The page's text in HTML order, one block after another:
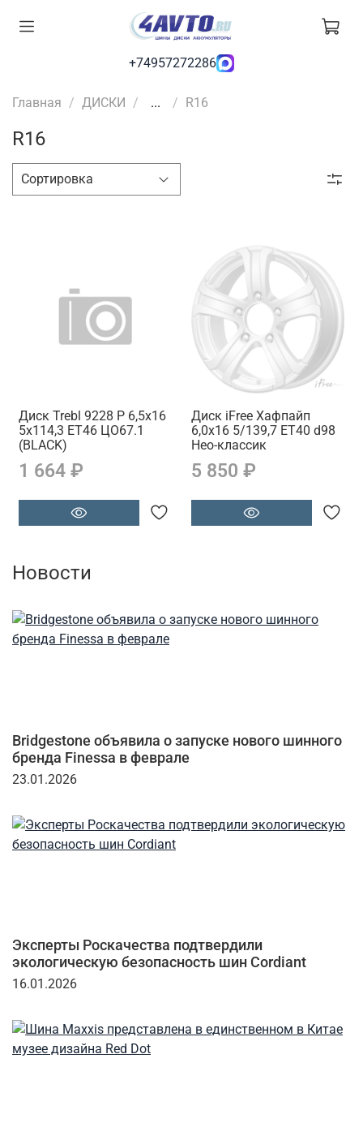
+74957272286
Главная ДИСКИ ... R16
R16
Диск Trebl 9228 Р 6,5x16
5x114,3 ET46 ЦО67.1
(BLACK)
1 664 ₽
Диск iFree Хафпайп
6,0x16 5/139,7 ET40 d98
Нео-классик
5 850 ₽
Новости
Bridgestone объявила о запуске нового шинного
бренда Finessa в феврале
23.01.2026
Эксперты Роскачества подтвердили
экологическую безопасность шин Cordiant
16.01.2026